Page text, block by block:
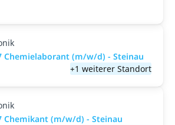
Chemielaborant (m/w/d) - Steinau
+1 weiterer Standort
Chemikant (m/w/d) - Steinau